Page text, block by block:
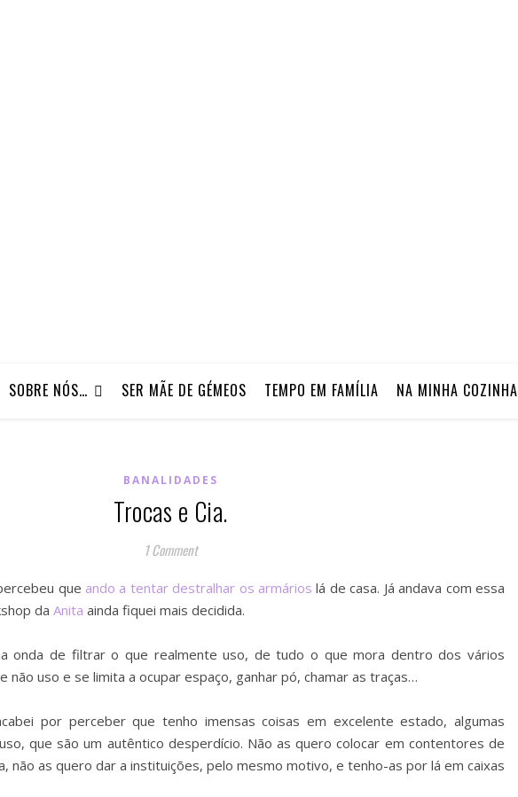
SOBRE NÓS… SER MÃE DE GÉMEOS TEMPO EM FAMÍLIA NA MINHA COZINHA
BANALIDADES
Trocas e Cia.
1 Comment
que ando a tentar destralhar os armários lá de casa. Já andava com essa
da Anita ainda fiquei mais decidida.
onda de filtrar o que realmente uso, de tudo o que mora dentro dos vários
não uso e se limita a ocupar espaço, ganhar pó, chamar as traças…
por perceber que tenho imensas coisas em excelente estado, algumas
que são um autêntico desperdício. Não as quero colocar em contentores de
não as quero dar a instituições, pelo mesmo motivo, e tenho-as por lá em caixas